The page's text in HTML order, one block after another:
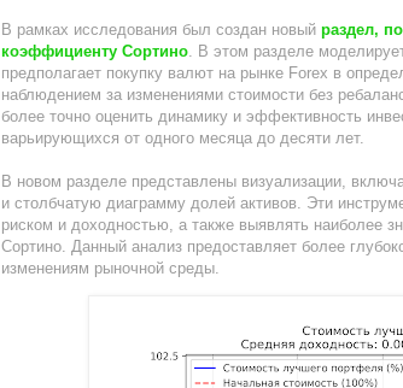
В рамках исследования был создан новый раздел,
коэффициенту Сортино . В этом разделе
предполагает покупку валют на рынке Forex в
наблюдением за изменениями стоимости без
более точно оценить динамику и эффективность
варьирующихся от одного месяца до десяти лет.
В новом разделе представлены визуализации,
и столбчатую диаграмму долей активов. Эти
риском и доходностью, а также выявлять наиболее
Сортино. Данный анализ предоставляет более
изменениям рыночной среды.